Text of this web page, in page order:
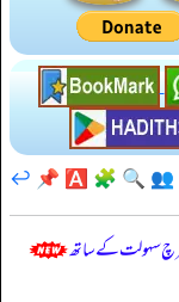
👥
🔍
🧩
🅰️
📌
↩️
سرچ سہولت کے ساتھ